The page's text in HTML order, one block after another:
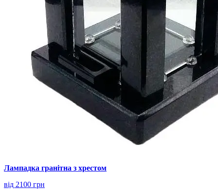
Лампадка гранітна з хрестом
від 2100 грн